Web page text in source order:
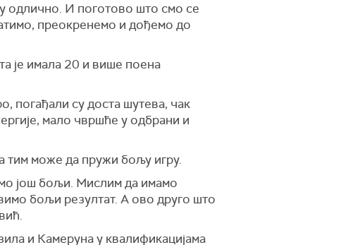
одлично. И поготово што смо се
преокренемо и дођемо до
је имала 20 и више поена
погађали су доста шутева, чак
мало чвршће у одбрани и
тим може да пружи бољу игру.
још бољи. Мислим да имамо
бољи резултат. А ово друго што
и Камеруна у квалификацијама